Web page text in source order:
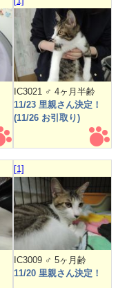
IC3021 ♂ 4ヶ月半齢
11/23 里親さん決定！
(11/26 お引取り)
[1]
IC3009 ♂ 5ヶ月齢
11/20 里親さん決定！